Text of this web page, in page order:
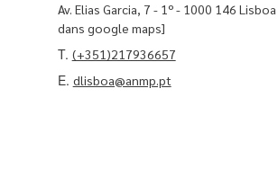
Av. Elias Garcia, 7 - 1º - 1000 146 Lisboa
dans google maps]
T. (+351)217936657
E. dlisboa@anmp.pt